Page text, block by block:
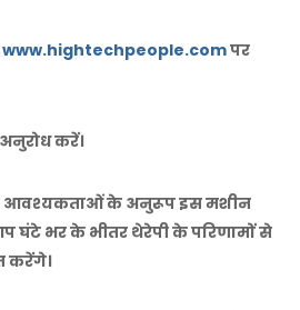
www.hightechpeople.comपर
करें।
आवश्यकताओं के अनुरूप इस मशीन
घंटे भर के भीतर थेरेपी के परिणामों से
करेंगे।